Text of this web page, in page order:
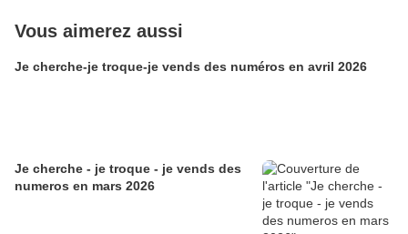
Vous aimerez aussi
Je cherche-je troque-je vends des numéros en avril 2026
Je cherche - je troque - je vends des
numeros en mars 2026